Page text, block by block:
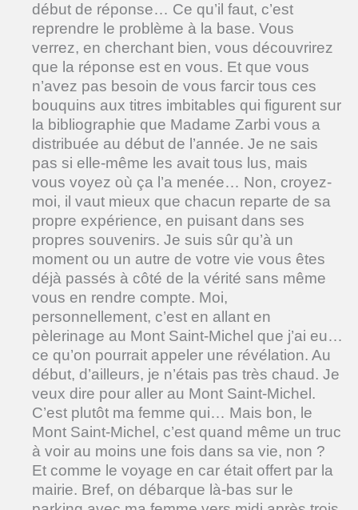
début de réponse… Ce qu’il faut, c’est
reprendre le problème à la base. Vous
verrez, en cherchant bien, vous découvrirez
que la réponse est en vous. Et que vous
n’avez pas besoin de vous farcir tous ces
bouquins aux titres imbitables qui figurent sur
la bibliographie que Madame Zarbi vous a
distribuée au début de l’année. Je ne sais
pas si elle-même les avait tous lus, mais
vous voyez où ça l’a menée… Non, croyez-
moi, il vaut mieux que chacun reparte de sa
propre expérience, en puisant dans ses
propres souvenirs. Je suis sûr qu’à un
moment ou un autre de votre vie vous êtes
déjà passés à côté de la vérité sans même
vous en rendre compte. Moi,
personnellement, c’est en allant en
pèlerinage au Mont Saint-Michel que j’ai eu…
ce qu’on pourrait appeler une révélation. Au
début, d’ailleurs, je n’étais pas très chaud. Je
veux dire pour aller au Mont Saint-Michel.
C’est plutôt ma femme qui… Mais bon, le
Mont Saint-Michel, c’est quand même un truc
à voir au moins une fois dans sa vie, non ?
Et comme le voyage en car était offert par la
mairie. Bref, on débarque là-bas sur le